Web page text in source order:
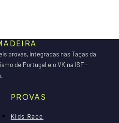
provas, integradas nas Taças da
de Portugal e o VK na ISF -
PROVAS
Kids Race